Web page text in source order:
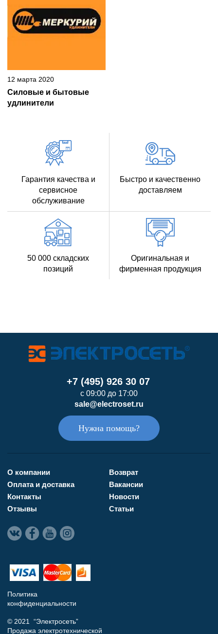
12 марта 2020
Силовые и бытовые
удлинители
Гарантия качества и
сервисное
обслуживание
Быстро и качественно
доставляем
50 000 складских
позиций
Оригинальная и
фирменная продукция
+7 (495) 926 30 07
с 09:00 до 17:00
sale@electroset.ru
Нужна помощь?
О компании
Оплата и доставка
Контакты
Отзывы
Возврат
Вакансии
Новости
Статьи
Политика
конфиденциальности
© 2021 “Электросеть”
Продажа электротехнической